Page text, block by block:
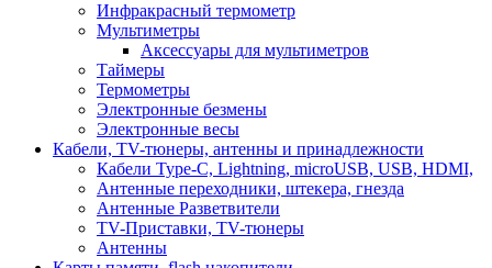
Инфракрасный термометр
Мультиметры
Аксессуары для мультиметров
Таймеры
Термометры
Электронные безмены
Электронные весы
Кабели, TV-тюнеры, антенны и принадлежности
Кабели Type-C, Lightning, microUSB, USB, HDMI,
Антенные переходники, штекера, гнезда
Антенные Разветвители
TV-Приставки, TV-тюнеры
Антенны